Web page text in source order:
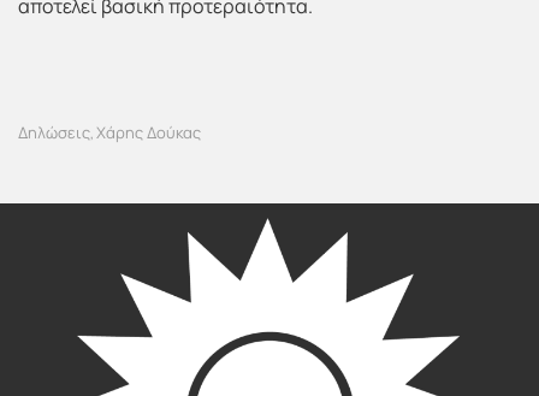
αποτελεί βασική προτεραιότητα.
Δηλώσεις,Χάρης Δούκας